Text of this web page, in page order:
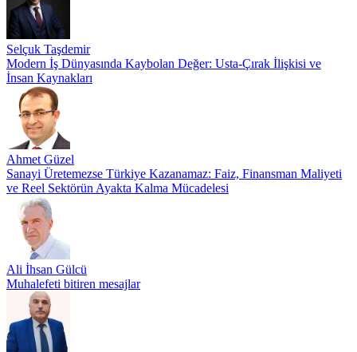
Selçuk Taşdemir
Modern İş Dünyasında Kaybolan Değer: Usta-Çırak İlişkisi ve
İnsan Kaynakları
Ahmet Güzel
Sanayi Üretemezse Türkiye Kazanamaz: Faiz, Finansman Maliyeti
ve Reel Sektörün Ayakta Kalma Mücadelesi
Ali İhsan Gülcü
Muhalefeti bitiren mesajlar